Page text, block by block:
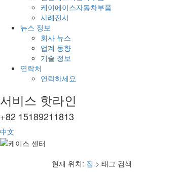
케이에이스자동차부품
사례전시
뉴스 정보
회사 뉴스
업계 동향
기술 정보
연락처
연락하세요
서비스 핫라인
+82 15189211813
中文
현재 위치: 집 > 태그 검색